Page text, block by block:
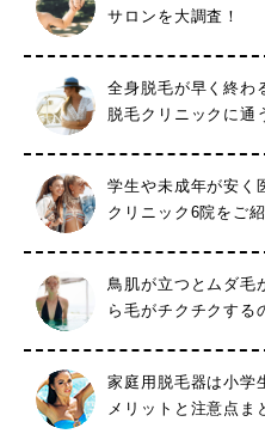
サロンを大調査！
全身脱毛が早く終わ
脱毛クリニックに通
学生や未成年が安く
クリニック6院をご
鳥肌が立つとムダ毛
ら毛がチクチクする
家庭用脱毛器は小学
メリットと注意点ま